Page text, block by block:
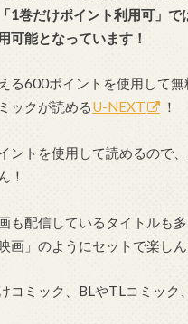
1巻だけポイント利用可」で
可能となっています！
る600ポイントを使用して
ックが読めるU-NEXT ！
ントを使用して読めるので
！
も配信しているタイトルも
画」のようにセットで楽し
コミック、BLやTLコミック